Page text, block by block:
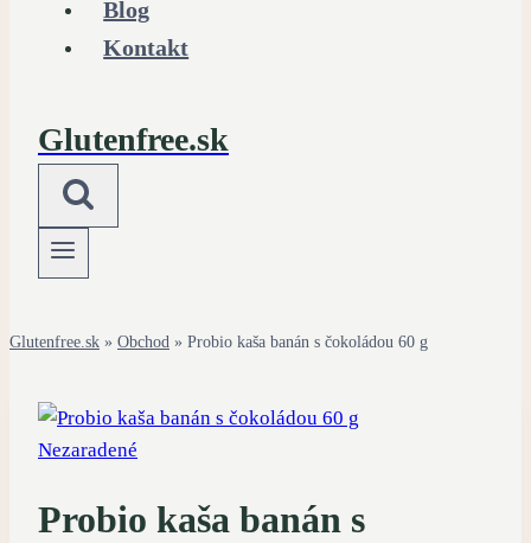
Blog
Kontakt
Glutenfree.sk
Glutenfree.sk » Obchod » Probio kaša banán s čokoládou 60 g
Nezaradené
Probio kaša banán s